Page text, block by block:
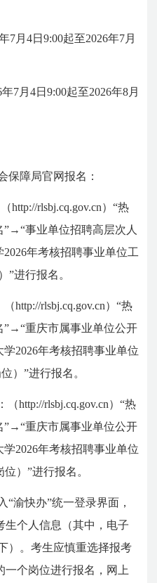
7月4日9:00起至2026年7月
7月4日9:00起至2026年8月
保障局官网报名 ：
http://rlsbj.cq.gov.cn）“热
事业单位招聘高层次人
年考核招聘事业单位工
”进行报名。
http://rlsbj.cq.gov.cn）“热
重庆市属事业单位公开
2026年考核招聘事业单位
）”进行报名。
http://rlsbj.cq.gov.cn）“热
重庆市属事业单位公开
2026年考核招聘事业单位
位）”进行报名。
渝快办”统一登录界面，
生个人信息（其中，电子
）。考生应慎重选择报考
一个岗位进行报名，网上